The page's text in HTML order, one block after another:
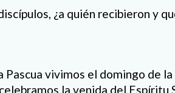
¿a quién recibieron y
Pascua vivimos el domingo de
la venida del Espíritu